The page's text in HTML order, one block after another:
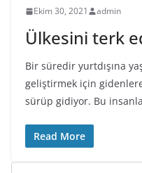
Ekim 30, 2021 admin
Ülkesini terk
Bir süredir yurtdışına
geliştirmek için
sürüp gidiyor. Bu
Read More